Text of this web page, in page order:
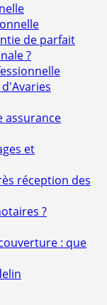
de parfait
?
assurance
et
réception des
?
: que